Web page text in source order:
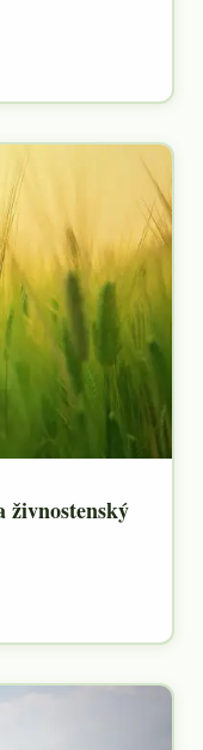
živnostenský